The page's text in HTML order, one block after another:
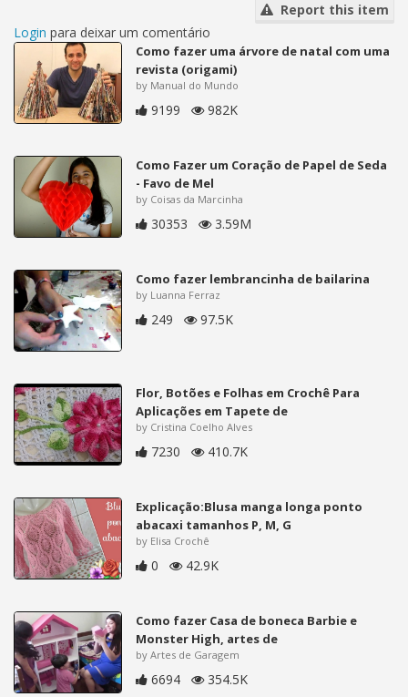
Report this item
Login para deixar um comentário
Como fazer uma árvore de natal com uma
revista (origami)
by Manual do Mundo
9199 982K
Como Fazer um Coração de Papel de Seda
- Favo de Mel
by Coisas da Marcinha
30353 3.59M
Como fazer lembrancinha de bailarina
by Luanna Ferraz
249 97.5K
Flor, Botões e Folhas em Crochê Para
Aplicações em Tapete de
by Cristina Coelho Alves
7230 410.7K
Explicação:Blusa manga longa ponto
abacaxi tamanhos P, M, G
by Elisa Crochê
0 42.9K
Como fazer Casa de boneca Barbie e
Monster High, artes de
by Artes de Garagem
6694 354.5K